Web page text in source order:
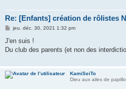
Re: [Enfants] création de rôlistes
M
s
a
jeu. déc. 30, 2021 1:32 pm
J'en suis !
Du club des parents (et non des
KamiSeiTo
Dieu aux ailes de